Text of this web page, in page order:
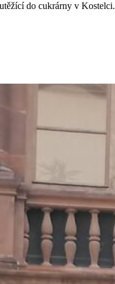
do cukrárny v Kostelci.